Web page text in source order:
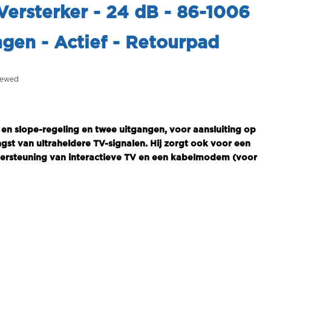
- 24 dB - 86-1006
- Actief - Retourpad
slope-regeling en twee uitgangen, voor aansluiting op
van ultraheldere TV-signalen. Hij zorgt ook voor een
van interactieve TV en een kabelmodem (voor